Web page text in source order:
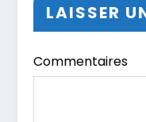
LAISSER
Commentaires